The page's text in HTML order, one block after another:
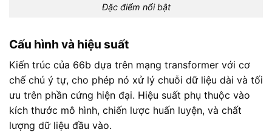
Đặc điểm nổi bật
Cấu hình và hiệu suất
Kiến trúc của 66b dựa trên mạng transformer với cơ
chế chú ý tự, cho phép nó xử lý chuỗi dữ liệu dài và tối
ưu trên phần cứng hiện đại. Hiệu suất phụ thuộc vào
kích thước mô hình, chiến lược huấn luyện, và chất
lượng dữ liệu đầu vào.